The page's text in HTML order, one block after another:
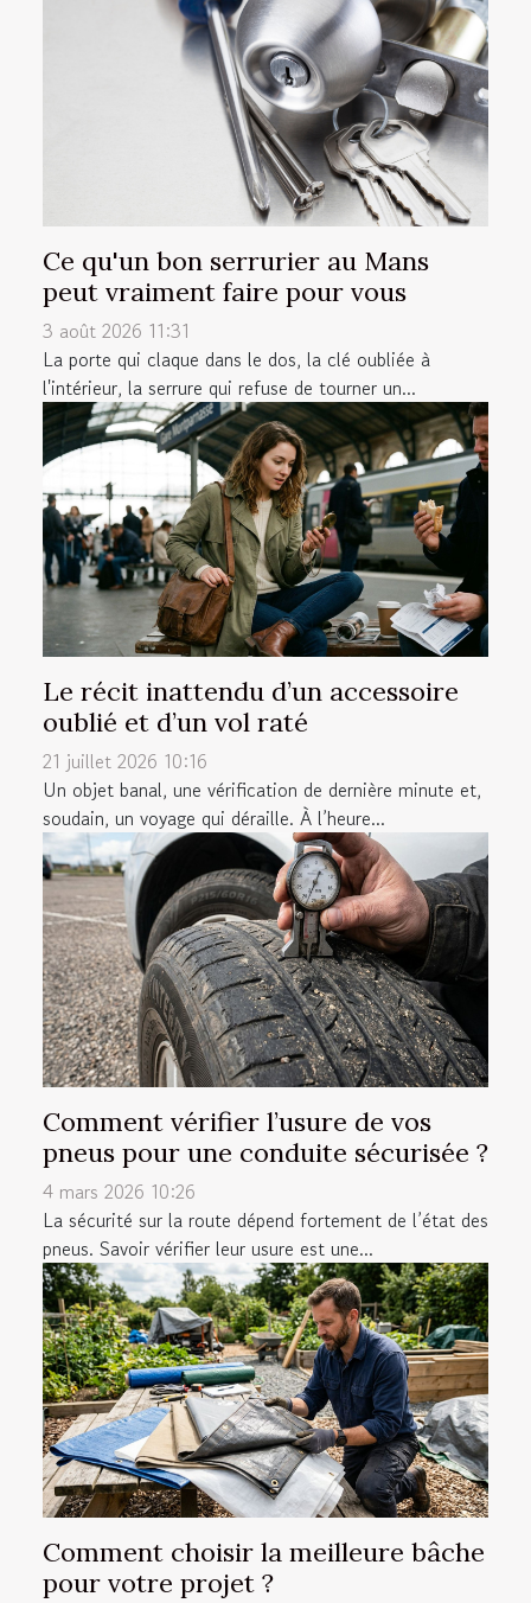
Ce qu'un bon serrurier au Mans
peut vraiment faire pour vous
3 août 2026 11:31
La porte qui claque dans le dos, la clé oubliée à
l'intérieur, la serrure qui refuse de tourner un...
Le récit inattendu d’un accessoire
oublié et d’un vol raté
21 juillet 2026 10:16
Un objet banal, une vérification de dernière minute et,
soudain, un voyage qui déraille. À l’heure...
Comment vérifier l’usure de vos
pneus pour une conduite sécurisée ?
4 mars 2026 10:26
La sécurité sur la route dépend fortement de l’état des
pneus. Savoir vérifier leur usure est une...
Comment choisir la meilleure bâche
pour votre projet ?